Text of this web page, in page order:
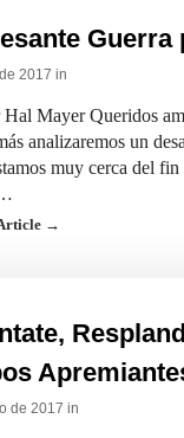
2017 in
Hal Mayer Queridos
analizaremos un
muy cerca del
→
de 2017 in